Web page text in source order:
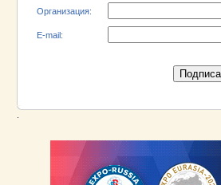
Организация:
E-mail: